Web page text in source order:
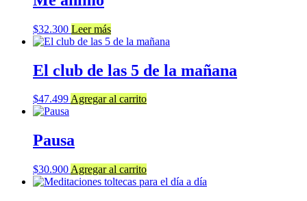
$32.300 Leer más
El club de las 5 de la mañana
$47.499Agregar al carrito
Pausa
$30.900 Agregar al carrito